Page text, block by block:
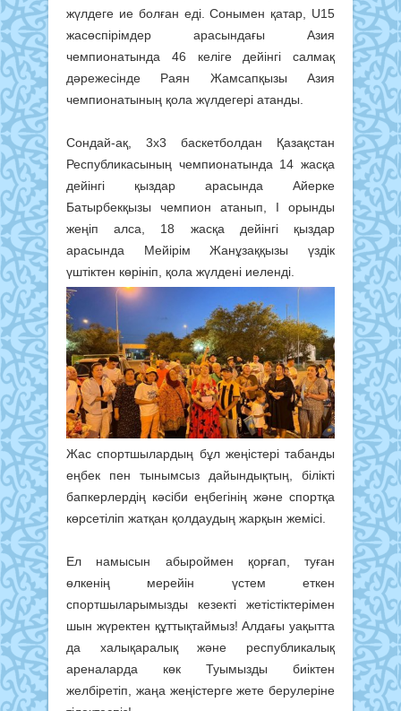
жүлдеге ие болған еді. Сонымен қатар, U15
жасөспірімдер арасындағы Азия
чемпионатында 46 келіге дейінгі салмақ
дәрежесінде Раян Жамсапқызы Азия
чемпионатының қола жүлдегері атанды.
Сондай-ақ, 3х3 баскетболдан Қазақстан
Республикасының чемпионатында 14 жасқа
дейінгі қыздар арасында Айерке
Батырбекқызы чемпион атанып, І орынды
жеңіп алса, 18 жасқа дейінгі қыздар
арасында Мейірім Жанұзаққызы үздік
үштіктен көрініп, қола жүлдені иеленді.
Жас спортшылардың бұл жеңістері табанды
еңбек пен тынымсыз дайындықтың, білікті
бапкерлердің кәсіби еңбегінің және спортқа
көрсетіліп жатқан қолдаудың жарқын жемісі.
Ел намысын абыроймен қорғап, туған
өлкенің мерейін үстем еткен
спортшыларымызды кезекті жетістіктерімен
шын жүректен құттықтаймыз! Алдағы уақытта
да халықаралық және республикалық
ареналарда көк Туымызды биіктен
желбіретіп, жаңа жеңістерге жете берулеріне